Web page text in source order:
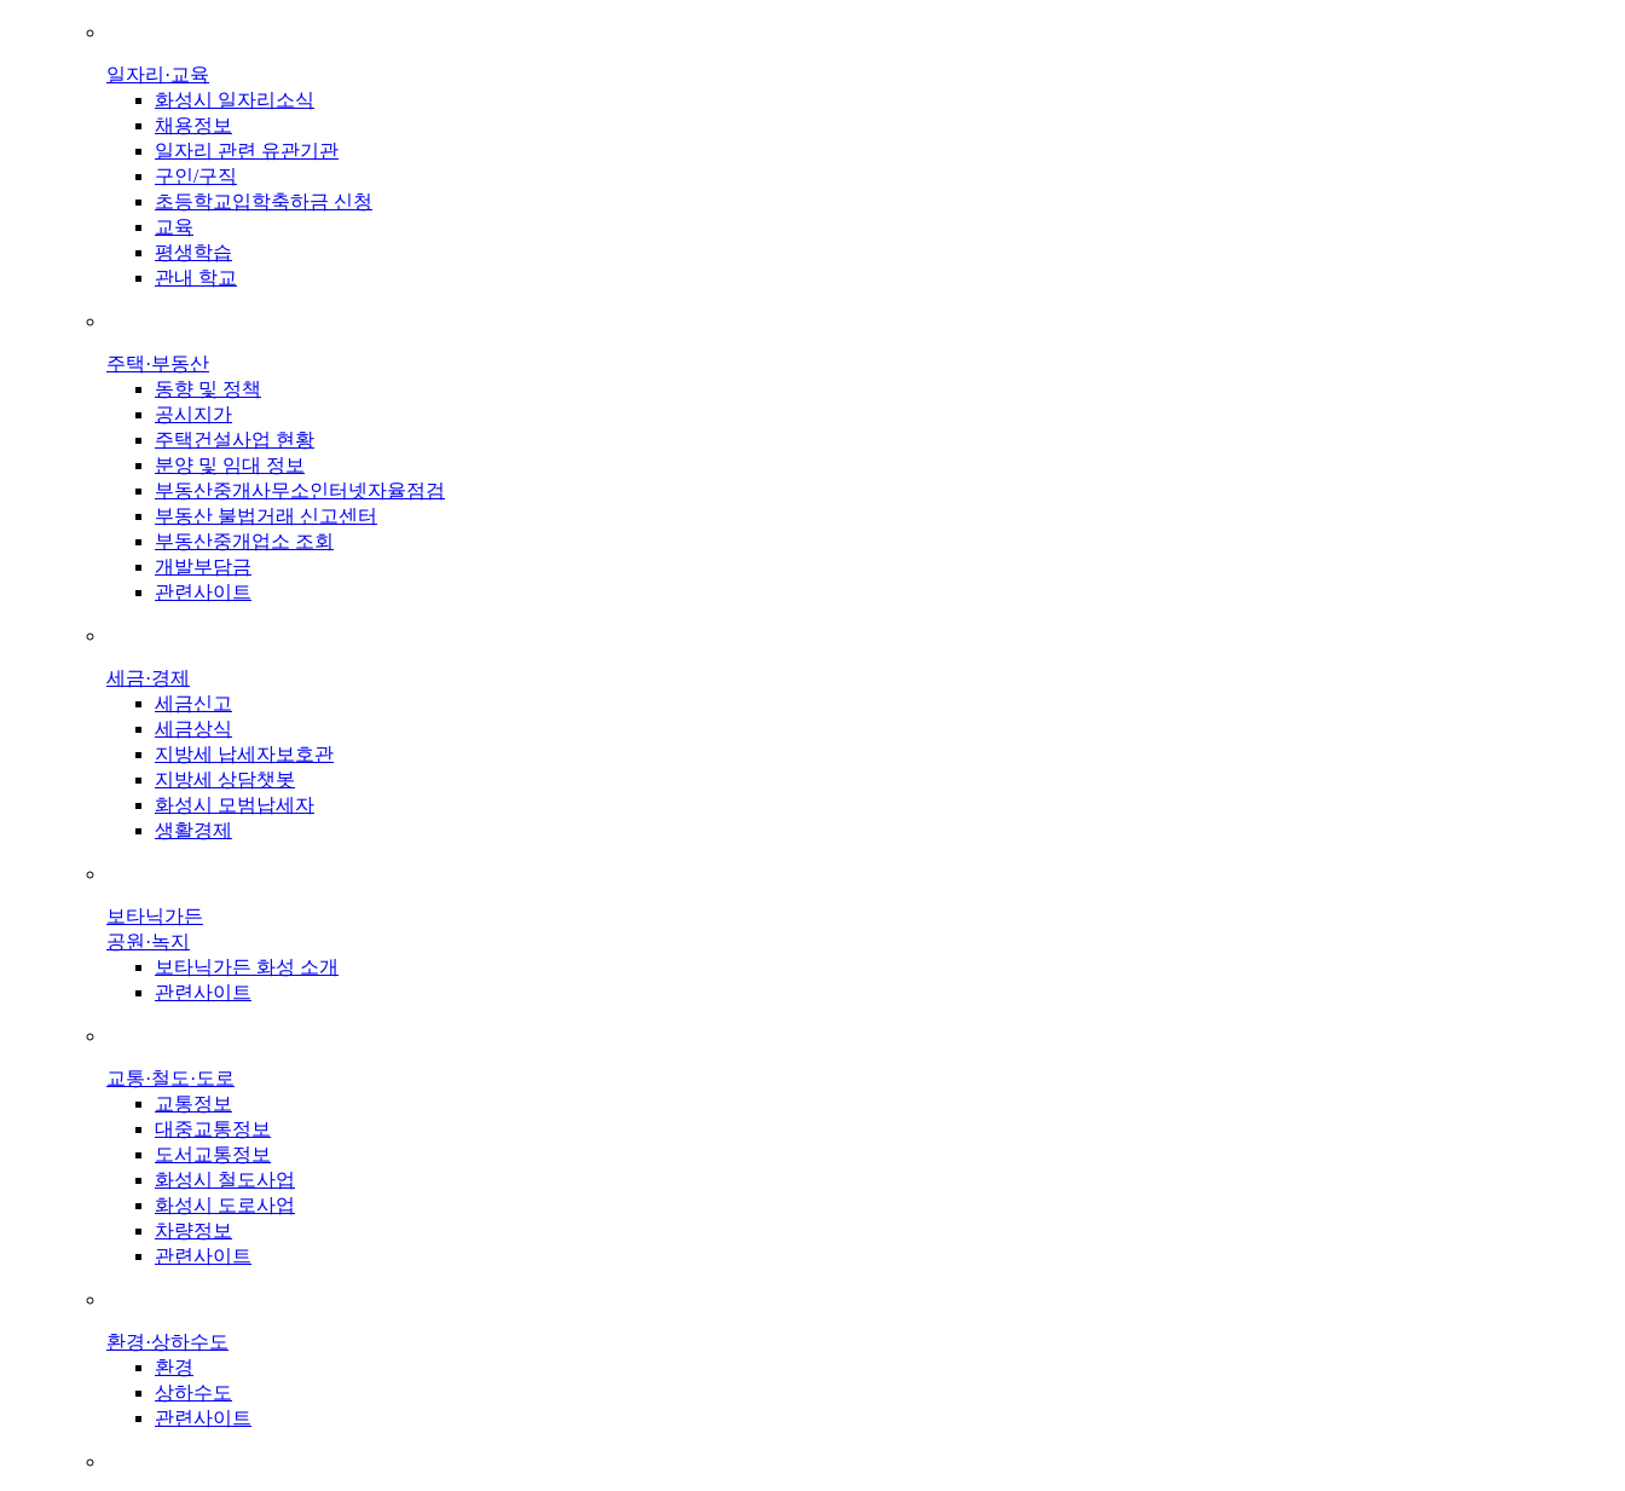
일자리·교육
화성시 일자리소식
채용정보
일자리 관련 유관기관
구인/구직
초등학교입학축하금 신청
교육
평생학습
관내 학교
주택·부동산
동향 및 정책
공시지가
주택건설사업 현황
분양 및 임대 정보
부동산중개사무소인터넷자율점검
부동산 불법거래 신고센터
부동산중개업소 조회
개발부담금
관련사이트
세금·경제
세금신고
세금상식
지방세 납세자보호관
지방세 상담챗봇
화성시 모범납세자
생활경제
보타닉가든
공원·녹지
보타닉가든 화성 소개
관련사이트
교통·철도·도로
교통정보
대중교통정보
도서교통정보
화성시 철도사업
화성시 도로사업
차량정보
관련사이트
환경·상하수도
환경
상하수도
관련사이트